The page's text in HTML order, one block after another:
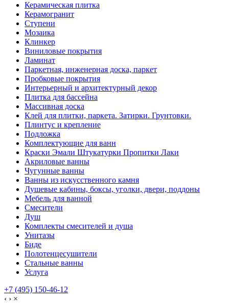
Керамическая плитка
Керамогранит
Ступени
Мозаика
Клинкер
Виниловые покрытия
Ламинат
Паркетная, инженерная доска, паркет
Пробковые покрытия
Интерьерный и архитектурный декор
Плитка для бассейна
Массивная доска
Клей для плитки, паркета. Затирки. Грунтовки.
Плинтус и крепление
Подложка
Комплектующие для ванн
Краски Эмали Штукатурки Пропитки Лаки
Акриловые ванны
Чугунные ванны
Ванны из искусственного камня
Душевые кабины, боксы, уголки, двери, поддоны
Мебель для ванной
Смесители
Душ
Комплекты смесителей и душа
Унитазы
Биде
Полотенцесушители
Стальные ванны
Услуга
+7 (495) 150-46-12
‹ › ×